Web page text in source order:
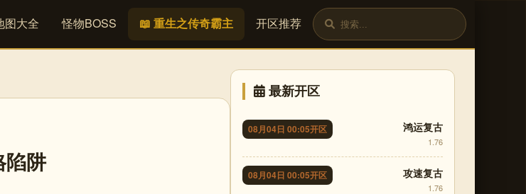
图大全 怪物BOSS 📖 重生之传奇霸主 开区推荐
陷阱
最新开区
08月04日 00:05开区 鸿运复古
1.76
08月04日 00:05开区 攻速复古
1.76